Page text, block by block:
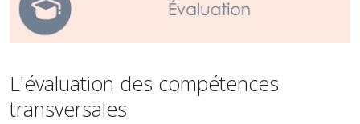
L'évaluation des compétences
transversales